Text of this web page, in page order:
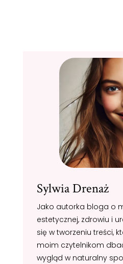
Sylwia Drenaż
Jako autorka bloga o
estetycznej, zdrowiu i
się w tworzeniu treści,
moim czytelnikom
wygląd w naturalny